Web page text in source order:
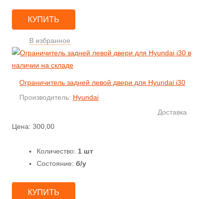
КУПИТЬ
В избранное
Ограничитель задней левой двери для Hyundai i30
Производитель: Hyundai
Доставка
Цена: 300,00
Количество: 1 шт
Состояние: б/у
КУПИТЬ